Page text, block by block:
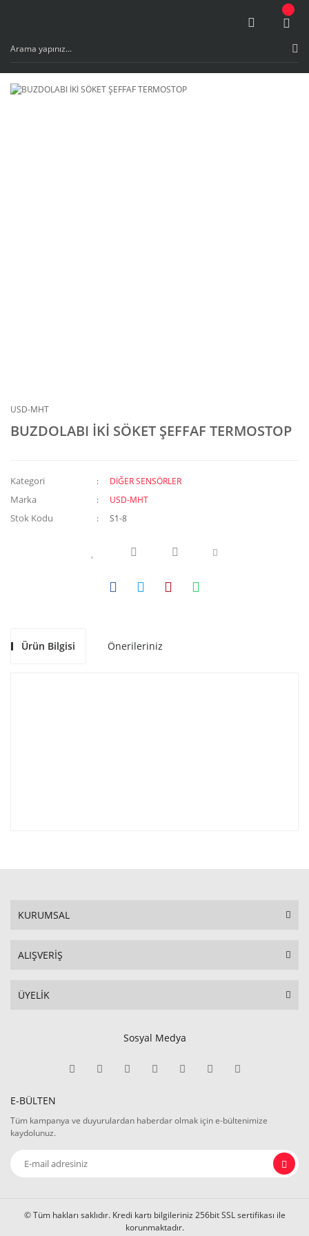
USD-MHT
BUZDOLABI İKİ SÖKET ŞEFFAF TERMOSTOP
Kategori DİĞER SENSÖRLER
Marka USD-MHT
Stok Kodu S1-8
Ürün Bilgisi Önerileriniz
KURUMSAL
ALIŞVERİŞ
ÜYELİK
Sosyal Medya
E-BÜLTEN
Tüm kampanya ve duyurulardan haberdar olmak için e-bültenimize
kaydolunuz.
© Tüm hakları saklıdır. Kredi kartı bilgileriniz 256bit SSL sertifikası ile
korunmaktadır.